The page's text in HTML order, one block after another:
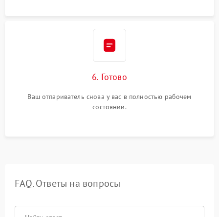
6. Готово
Ваш отпариватель снова у вас в полностью рабочем
состоянии.
FAQ. Ответы на вопросы